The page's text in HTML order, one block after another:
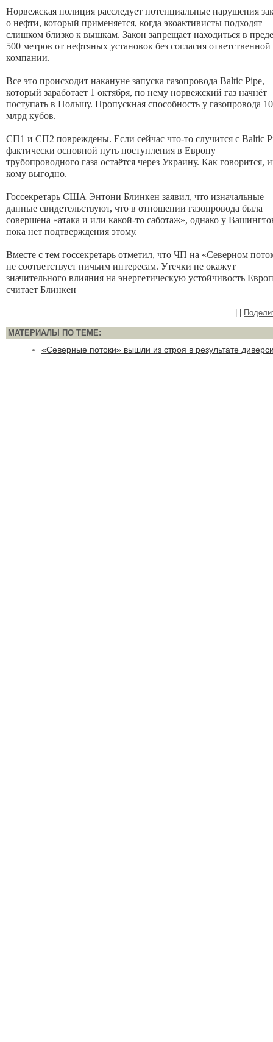
Норвежская полиция расследует потенциальные нарушения
о нефти, который применяется, когда экоактивисты подходят
слишком близко к вышкам. Закон запрещает находиться в
500 метров от нефтяных установок без согласия ответственной
компании.
Все это происходит накануне запуска газопровода Baltic Pipe,
который заработает 1 октября, по нему норвежский газ начнёт
поступать в Польшу. Пропускная способность у газопровода 10
млрд кубов.
СП1 и СП2 повреждены. Если сейчас что-то случится с Baltic
фактически основной путь поступления в Европу
трубопроводного газа остаётся через Украину. Как говорится,
кому выгодно.
Госсекретарь США Энтони Блинкен заявил, что изначальные
данные свидетельствуют, что в отношении газопровода была
совершена «атака и или какой-то саботаж», однако у
пока нет подтверждения этому.
Вместе с тем госсекретарь отметил, что ЧП на «Северном
не соответствует ничьим интересам. Утечки не окажут
значительного влияния на энергетическую устойчивость
считает Блинкен
МАТЕРИАЛЫ ПО ТЕМЕ:
«Северные потоки» вышли из строя в результате